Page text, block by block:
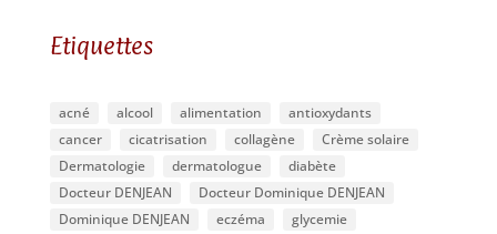
Etiquettes
acné alcool alimentation
antioxydants
cancer
cicatrisation collagène
Crème solaire
Dermatologie
dermatologue
diabète
Docteur DENJEAN
Docteur Dominique DENJEAN
Dominique DENJEAN
eczéma
glycemie